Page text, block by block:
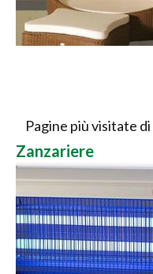
Pagine più visitate
Zanzariere